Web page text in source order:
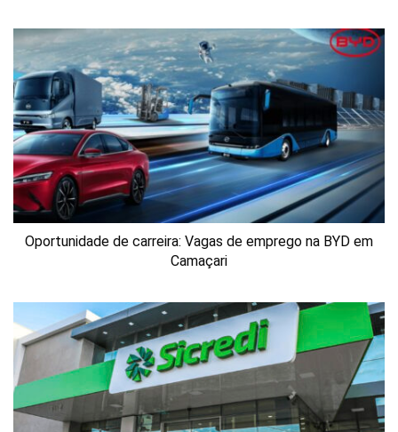
Oportunidade de carreira: Vagas de emprego na BYD em
Camaçari